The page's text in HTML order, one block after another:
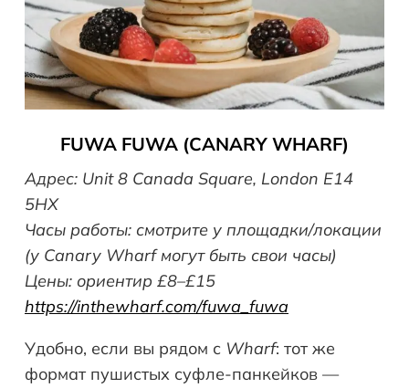
FUWA FUWA (CANARY WHARF)
Адрес: Unit 8 Canada Square, London E14
5HX
Часы работы: смотрите у площадки/локации
(у Canary Wharf могут быть свои часы)
Цены: ориентир £8–£15
https://inthewharf.com/fuwa_fuwa
Удобно, если вы рядом с Wharf: тот же
формат пушистых суфле-панкейков —